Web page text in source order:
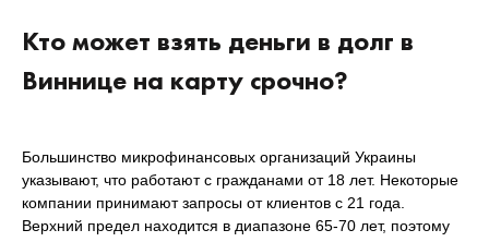
Кто может взять деньги в долг в
Виннице на карту срочно?
Большинство микрофинансовых организаций Украины
указывают, что работают с гражданами от 18 лет. Некоторые
компании принимают запросы от клиентов с 21 года.
Верхний предел находится в диапазоне 65-70 лет, поэтому